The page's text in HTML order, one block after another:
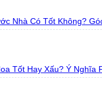
Nhà Có Tốt Không?
Tốt Hay Xấu? Ý Nghĩa